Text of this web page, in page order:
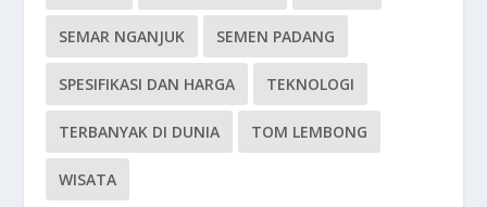
SEMAR NGANJUK SEMEN PADANG
SPESIFIKASI DAN HARGA TEKNOLOGI
TERBANYAK DI DUNIA TOM LEMBONG
WISATA